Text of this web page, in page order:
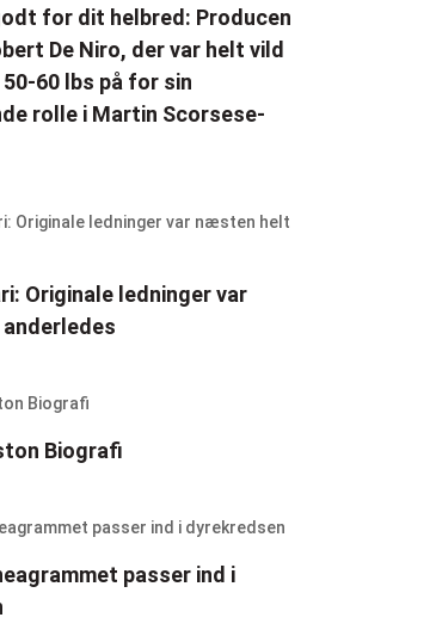
for dit helbred: Producen
De Niro, der var helt vild
60 lbs på for sin
rolle i Martin Scorsese-
Originale ledninger var
Biografi
passer ind i